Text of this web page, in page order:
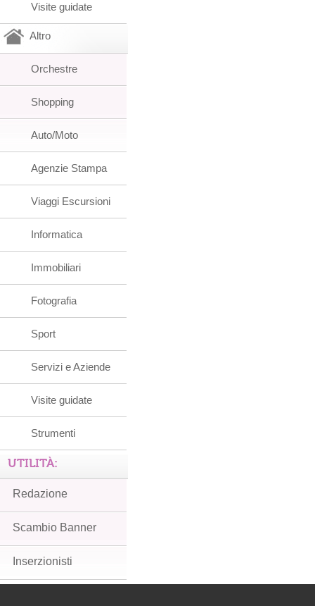
Visite guidate
Altro
Orchestre
Shopping
Auto/Moto
Agenzie Stampa
Viaggi Escursioni
Informatica
Immobiliari
Fotografia
Sport
Servizi e Aziende
Visite guidate
Strumenti
UTILITÀ:
Redazione
Scambio Banner
Inserzionisti